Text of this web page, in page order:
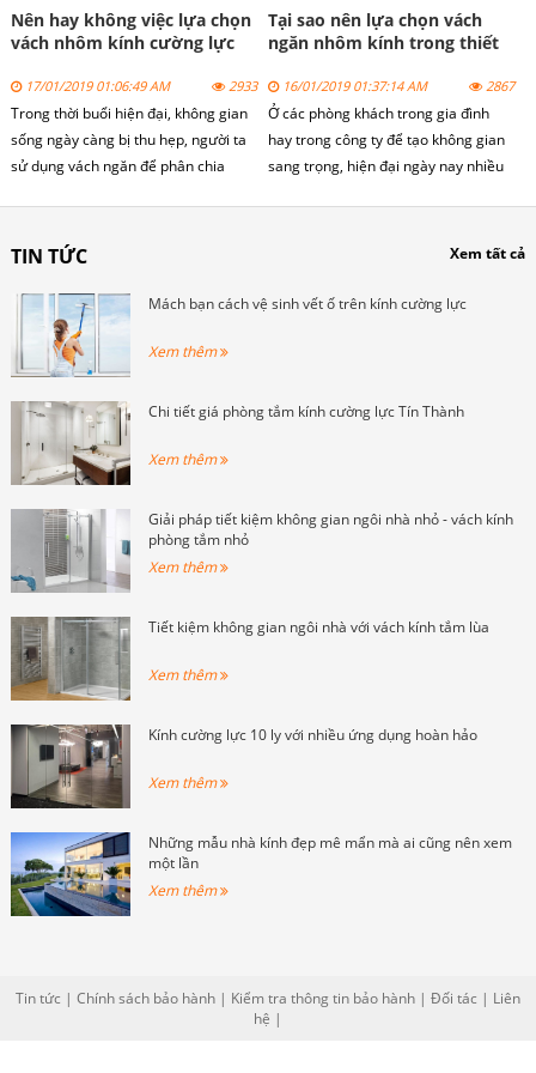
Nên hay không việc lựa chọn
vách nhôm kính cường lực
17/01/2019 01:06:49 AM 2933
Trong thời buổi hiện đại, không gian
sống ngày càng bị thu hẹp, người ta
sử dụng vách ngăn để phân chia
nên chọn vách ngăn nhôm kính cho
Tại sao nên lựa chọn vách
ngăn nhôm kính trong thiết
16/01/2019 01:37:14 AM 2867
Ở các phòng khách trong gia đình
hay trong công ty để tạo không gian
sang trọng, hiện đại ngày nay nhiều
kính phòng khách. Vậy tại sao vách
được lựa chọn như vậy? Để biết được
TIN TỨC Xem tất cả
Mách bạn cách vệ sinh vết ố trên kính cường lực
Xem thêm
Chi tiết giá phòng tắm kính cường lực Tín Thành
Xem thêm
Giải pháp tiết kiệm không gian ngôi nhà nhỏ - vách kính
phòng tắm nhỏ
Xem thêm
Tiết kiệm không gian ngôi nhà với vách kính tắm lùa
Xem thêm
Kính cường lực 10 ly với nhiều ứng dụng hoàn hảo
Xem thêm
Những mẫu nhà kính đẹp mê mẩn mà ai cũng nên xem
một lần
Xem thêm
Tin tức | Chính sách bảo hành| Kiểm tra thông tin bảo hành| Đối tác | Liên
hệ |